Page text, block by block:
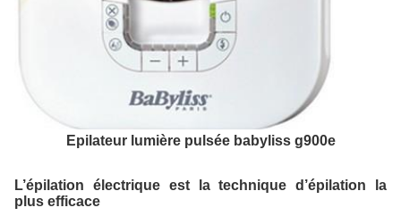
Epilateur lumière pulsée babyliss g900e
L’épilation électrique est la technique d’épilation la
plus efficace